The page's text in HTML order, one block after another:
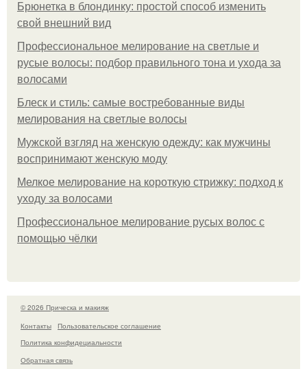
Брюнетка в блондинку: простой способ изменить
свой внешний вид
Профессиональное мелирование на светлые и
русые волосы: подбор правильного тона и ухода за
волосами
Блеск и стиль: самые востребованные виды
мелирования на светлые волосы
Мужской взгляд на женскую одежду: как мужчины
воспринимают женскую моду
Мелкое мелирование на короткую стрижку: подход к
уходу за волосами
Профессиональное мелирование русых волос с
помощью чёлки
© 2026 Прическа и макияж
Контакты
Пользовательское соглашение
Политика конфидециальности
Обратная связь